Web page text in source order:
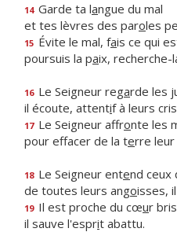
14 Garde ta langue du mal
et tes lèvres des paroles
15 Évite le mal, fais ce qui
poursuis la paix, recherche-
16 Le Seigneur regarde les
il écoute, attentif à leurs
17 Le Seigneur affronte les
pour effacer de la terre leur
18 Le Seigneur entend ceux
de toutes leurs angoisses,
19 Il est proche du cœur
il sauve l'esprit abattu.